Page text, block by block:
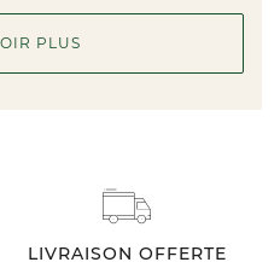
PLUS
LIVRAISON OFFERTE